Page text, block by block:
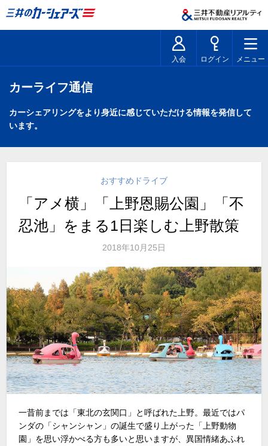
入会 ログイン メニュー
カーライフ通信
カーシェアリングをより身近に感じていただける情報を発信して
います。
おすすめドライブ
「アメ横」「上野恩賜公園」「不
忍池」をまる1日楽しむ上野散策
2018年10月25日
一昔前までは「東北の玄関口」と呼ばれた上野。最近ではパ
ンダの「シャンシャン」の誕生で盛り上がった「上野動物
園」を思い浮かべる方も多いと思いますが、異国情緒あふれ